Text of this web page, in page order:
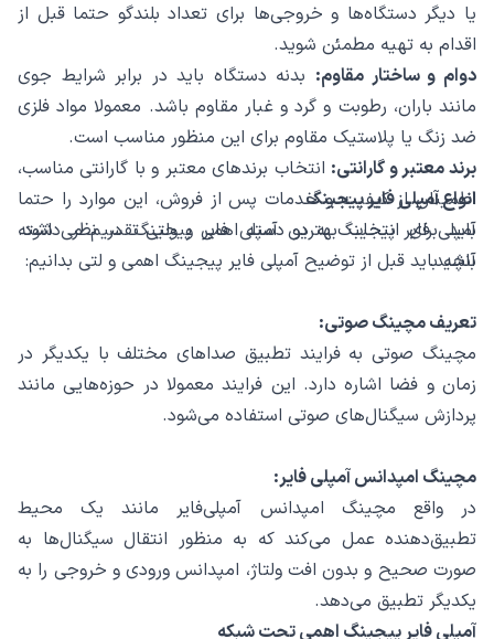
یا دیگر دستگاه‌ها و خروجی‌ها برای تعداد بلندگو حتما قبل از
اقدام به تهیه مطمئن شوید.
دوام و ساختار مقاوم: بدنه دستگاه باید در برابر شرایط جوی
مانند باران، رطوبت و گرد و غبار مقاوم باشد. معمولا مواد فلزی
ضد زنگ یا پلاستیک مقاوم برای این منظور مناسب است.
برند معتبر و گارانتی: انتخاب برندهای معتبر و با گارانتی مناسب،
اطمینان از کیفیت و خدمات پس از فروش، این موارد را حتما
باید برای انتخاب بهترین آمپلی فایر پیجینگ در نظر داشته
باشید.
انواع آمپلی فایر پیجینگ
آمپلی فایر پیجینگ به دو دسته اهمی و ولتی تقسیم می شود.
آنچه باید قبل از توضیح آمپلی فایر پیجینگ اهمی و لتی بدانیم:
تعریف مچینگ صوتی:
مچینگ صوتی به فرایند تطبیق صداهای مختلف با یکدیگر در
زمان و فضا اشاره دارد. این فرایند معمولا در حوزه‌هایی مانند
پردازش سیگنال‌های صوتی استفاده می‌شود.
مچینگ امپدانس آمپلی فایر:
در واقع مچینگ امپدانس آمپلی‌فایر مانند یک محیط
تطبیق‌دهنده عمل می‌کند که به منظور انتقال سیگنال‌ها به
صورت صحیح و بدون افت ولتاژ، امپدانس ورودی و خروجی را به
یکدیگر تطبیق می‌دهد.
آمپلی فایر پیجینگ اهمی تحت شبکه